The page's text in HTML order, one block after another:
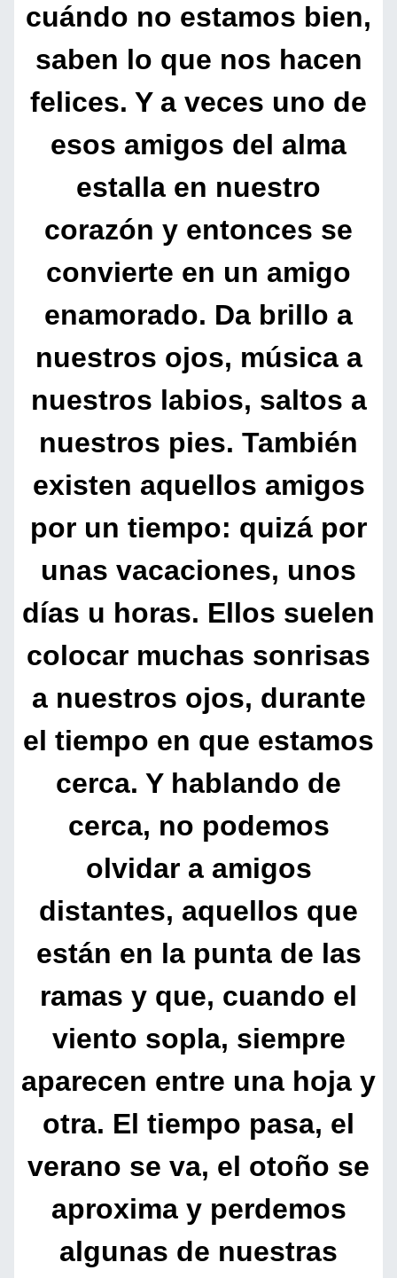
cuándo no estamos bien,
saben lo que nos hacen
felices. Y a veces uno de
esos amigos del alma
estalla en nuestro
corazón y entonces se
convierte en un amigo
enamorado. Da brillo a
nuestros ojos, música a
nuestros labios, saltos a
nuestros pies. También
existen aquellos amigos
por un tiempo: quizá por
unas vacaciones, unos
días u horas. Ellos suelen
colocar muchas sonrisas
a nuestros ojos, durante
el tiempo en que estamos
cerca. Y hablando de
cerca, no podemos
olvidar a amigos
distantes, aquellos que
están en la punta de las
ramas y que, cuando el
viento sopla, siempre
aparecen entre una hoja y
otra. El tiempo pasa, el
verano se va, el otoño se
aproxima y perdemos
algunas de nuestras